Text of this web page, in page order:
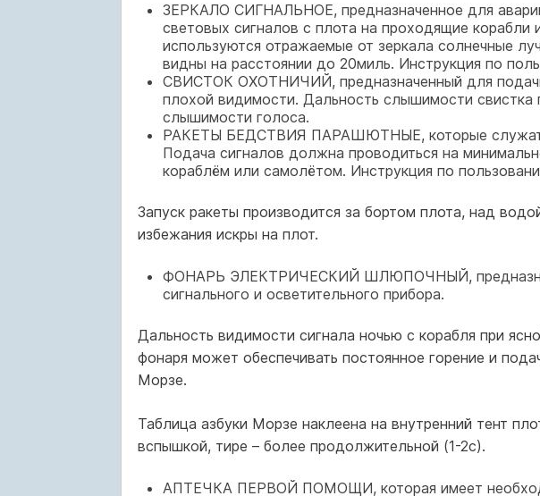
ЗЕРКАЛО СИГНАЛЬНОЕ, предназначенное для
световых сигналов с плота на проходящие
используются отражаемые от зеркала солнечные
видны на расстоянии до 20миль. Инструкция по
СВИСТОК ОХОТНИЧИЙ, предназначенный для подачи
плохой видимости. Дальность слышимости
слышимости голоса.
РАКЕТЫ БЕДСТВИЯ ПАРАШЮТНЫЕ, которые служат
Подача сигналов должна проводиться на
кораблём или самолётом. Инструкция по
Запуск ракеты производится за бортом плота, над
избежания искры на плот.
ФОНАРЬ ЭЛЕКТРИЧЕСКИЙ ШЛЮПОЧНЫЙ,
сигнального и осветительного прибора.
Дальность видимости сигнала ночью с корабля при
фонаря может обеспечивать постоянное горение и
Морзе.
Таблица азбуки Морзе наклеена на внутренний тент
вспышкой, тире – более продолжительной (1-2с).
АПТЕЧКА ПЕРВОЙ ПОМОЩИ, которая имеет